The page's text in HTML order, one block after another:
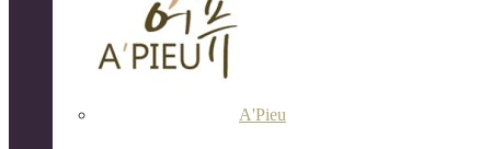
A'Pieu